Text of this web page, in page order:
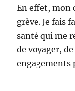
En effet, mon
grève. Je fais
santé qui me
de voyager,
engagements